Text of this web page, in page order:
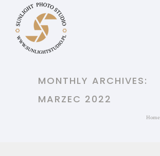
MONTHLY ARCHIVES:
MARZEC 2022
Home